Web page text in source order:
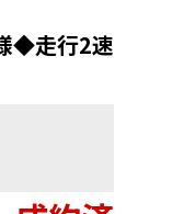
◆走行2速